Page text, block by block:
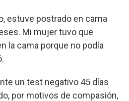
estuve postrado en cama
Mi mujer tuvo que
la cama porque no podía
un test negativo 45 días
por motivos de compasión,